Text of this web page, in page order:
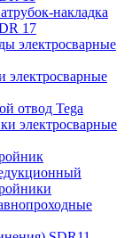
накладка
17
электросварные
электросварные
отвод Tega
электросварные